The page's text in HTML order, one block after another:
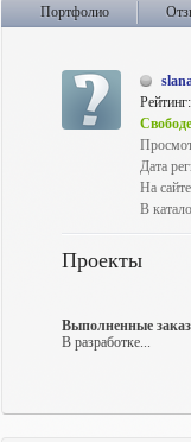
Портфолио
Рейтинг:
Дата
На
В
Проекты
Выполненные
В разработке...